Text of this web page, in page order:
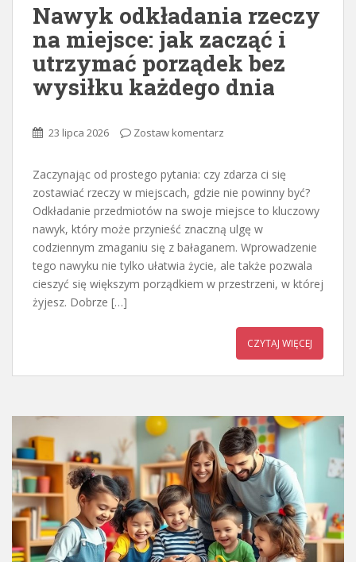
Nawyk odkładania rzeczy
na miejsce: jak zacząć i
utrzymać porządek bez
wysiłku każdego dnia
23 lipca 2026 Zostaw komentarz
Zaczynając od prostego pytania: czy zdarza ci się
zostawiać rzeczy w miejscach, gdzie nie powinny być?
Odkładanie przedmiotów na swoje miejsce to kluczowy
nawyk, który może przynieść znaczną ulgę w
codziennym zmaganiu się z bałaganem. Wprowadzenie
tego nawyku nie tylko ułatwia życie, ale także pozwala
cieszyć się większym porządkiem w przestrzeni, w której
żyjesz. Dobrze […]
CZYTAJ WIĘCEJ